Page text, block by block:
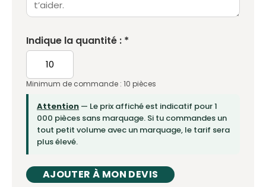
Indique la quantité : *
Minimum de commande : 10 pièces
Attention — Le prix affiché est indicatif pour 1
000 pièces sans marquage. Si tu commandes un
tout petit volume avec un marquage, le tarif sera
plus élevé.
AJOUTER À MON DEVIS